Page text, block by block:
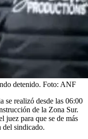
detenido. Foto: ANF
se realizó desde las 06:00
de la Zona Sur.
juez para que se de más
del sindicado.